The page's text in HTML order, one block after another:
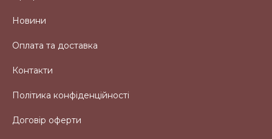
Новини
Оплата та доставка
Контакти
Політика конфіденційності
Договір оферти